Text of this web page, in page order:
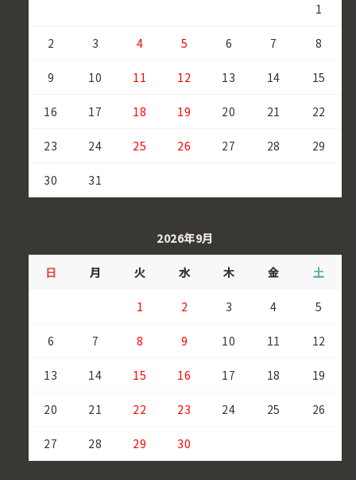
1
2 3 4 5 6 7 8
9 10 11 12 13 14 15
16 17 18 19 20 21 22
23 24 25 26 27 28 29
30 31
2026年9月
日 月 火 水 木 金 土
1 2 3 4 5
6 7 8 9 10 11 12
13 14 15 16 17 18 19
20 21 22 23 24 25 26
27 28 29 30